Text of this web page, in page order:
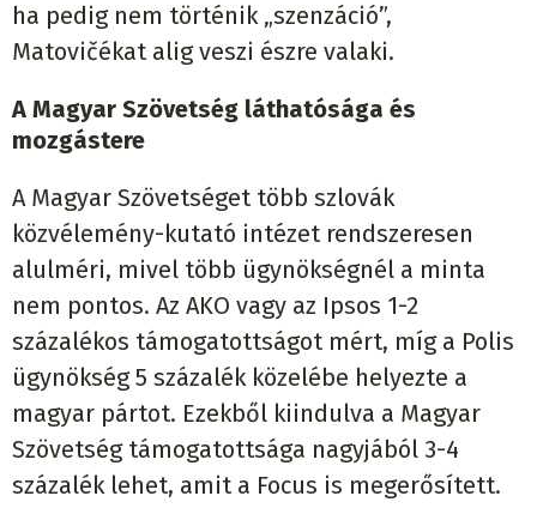
ha pedig nem történik „szenzáció”,
Matovičékat alig veszi észre valaki.
A Magyar Szövetség láthatósága és
mozgástere
A Magyar Szövetséget több szlovák
közvélemény-kutató intézet rendszeresen
alulméri, mivel több ügynökségnél a minta
nem pontos. Az AKO vagy az Ipsos 1-2
százalékos támogatottságot mért, míg a Polis
ügynökség 5 százalék közelébe helyezte a
magyar pártot. Ezekből kiindulva a Magyar
Szövetség támogatottsága nagyjából 3-4
százalék lehet, amit a Focus is megerősített.